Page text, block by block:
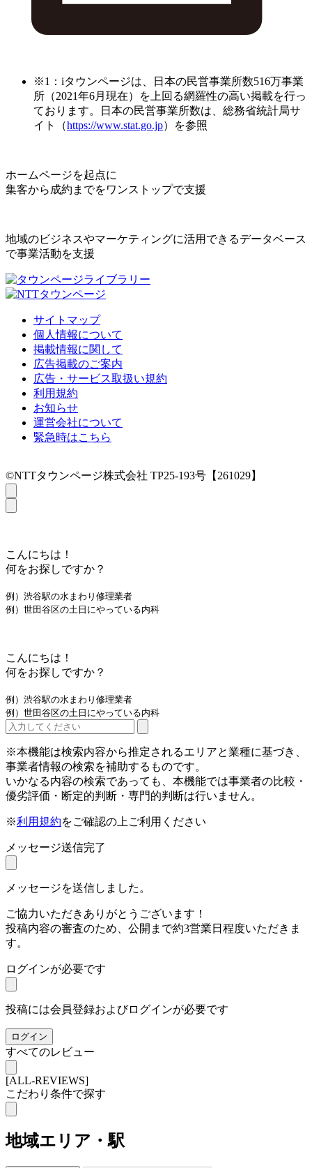
※1：iタウンページは、日本の民営事業所数516万事業
所（2021年6月現在）を上回る網羅性の高い掲載を行っ
ております。日本の民営事業所数は、総務省統計局サ
イト（https://www.stat.go.jp）を参照
ホームページを起点に
集客から成約までをワンストップで支援
地域のビジネスやマーケティングに活用できるデータベース
で事業活動を支援
サイトマップ
個人情報について
掲載情報に関して
広告掲載のご案内
広告・サービス取扱い規約
利用規約
お知らせ
運営会社について
緊急時はこちら
©NTTタウンページ株式会社 TP25-193号【261029】
こんにちは！
何をお探しですか？
例）渋谷駅の水まわり修理業者
例）世田谷区の土日にやっている内科
こんにちは！
何をお探しですか？
例）渋谷駅の水まわり修理業者
例）世田谷区の土日にやっている内科
※本機能は検索内容から推定されるエリアと業種に基づき、
事業者情報の検索を補助するものです。
いかなる内容の検索であっても、本機能では事業者の比較・
優劣評価・断定的判断・専門的判断は行いません。
※利用規約をご確認の上ご利用ください
メッセージ送信完了
メッセージを送信しました。
ご協力いただきありがとうございます！
投稿内容の審査のため、公開まで約3営業日程度いただきま
す。
ログインが必要です
投稿には会員登録およびログインが必要です
ログイン
すべてのレビュー
[ALL-REVIEWS]
こだわり条件で探す
地域エリア・駅